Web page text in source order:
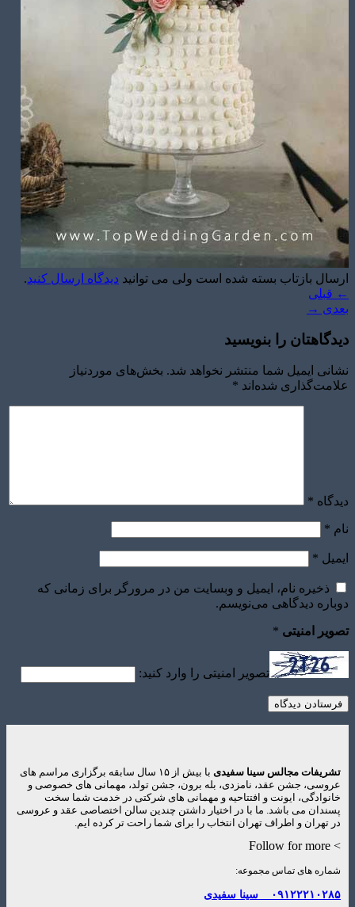
ارسال بازتاب بسته شده است ولی می توانید دیدگاه ارسال کنید.
← قبلی
بعدی →
دیدگاهتان را بنویسید
نشانی ایمیل شما منتشر نخواهد شد. بخش‌های موردنیاز
علامت‌گذاری شده‌اند *
دیدگاه *
نام *
ایمیل *
ذخیره نام، ایمیل و وبسایت من در مرورگر برای زمانی که
دوباره دیدگاهی می‌نویسم.
تصویر امنیتی *
تصویر امنیتی را وارد کنید:
تشریفات مجالس سینا سفیدی
با بیش از ۱۵ سال سابقه برگزاری مراسم های
عروسی، جشن عقد، نامزدی، بله برون، جشن تولد، مهمانی های خصوصی و
خانوادگی، ایونت و افتتاحیه و مهمانی های شرکتی در خدمت شما سخت
پسندان می باشد. ما با در اختیار داشتن چندین سالن اختصاصی عقد و عروسی
در تهران و اطراف تهران انتخاب را برای شما راحت تر کرده ایم.
> Follow for more
شماره های تماس مجموعه:
۰۹۱۲۲۲۱۰۲۸۵ سینا سفیدی